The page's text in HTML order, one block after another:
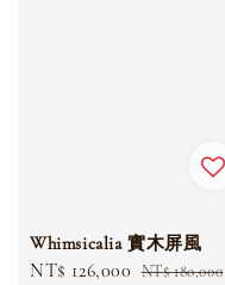
Whimsicalia 實木屏風
Sale
NT$ 126,000 Regular
NT$ 180,000